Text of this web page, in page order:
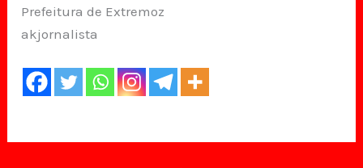
Prefeitura de Extremoz
akjornalista